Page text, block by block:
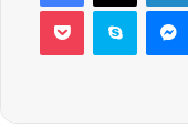
Pocket Skype